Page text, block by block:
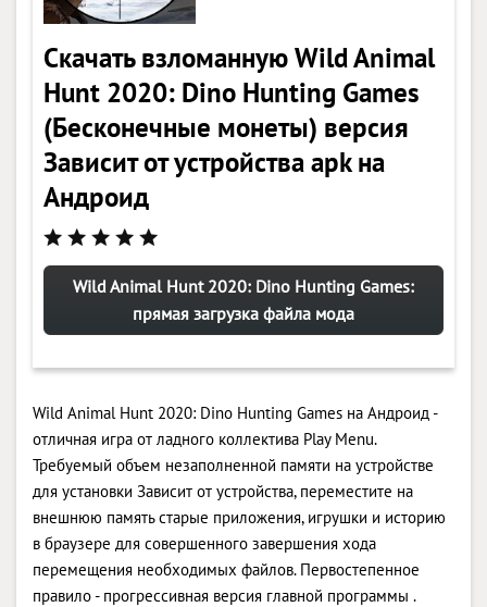
Скачать взломанную Wild Animal
Hunt 2020: Dino Hunting Games
(Бесконечные монеты) версия
Зависит от устройства apk на
Андроид
Wild Animal Hunt 2020: Dino Hunting Games:
прямая загрузка файла мода
Wild Animal Hunt 2020: Dino Hunting Games на Андроид -
отличная игра от ладного коллектива Play Menu.
Требуемый объем незаполненной памяти на устройстве
для установки Зависит от устройства, переместите на
внешнюю память старые приложения, игрушки и историю
в браузере для совершенного завершения хода
перемещения необходимых файлов. Первостепенное
правило - прогрессивная версия главной программы .